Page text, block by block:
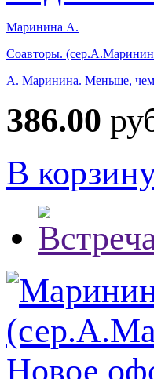
Маринина А.
Соавторы.
А. Маринина. Меньше, чем
386.00
В